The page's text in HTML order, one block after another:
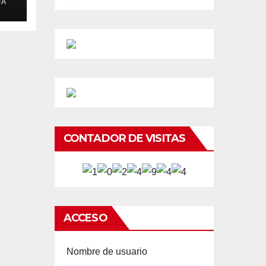
CONTADOR DE VISITAS
ACCESO
Nombre de usuario